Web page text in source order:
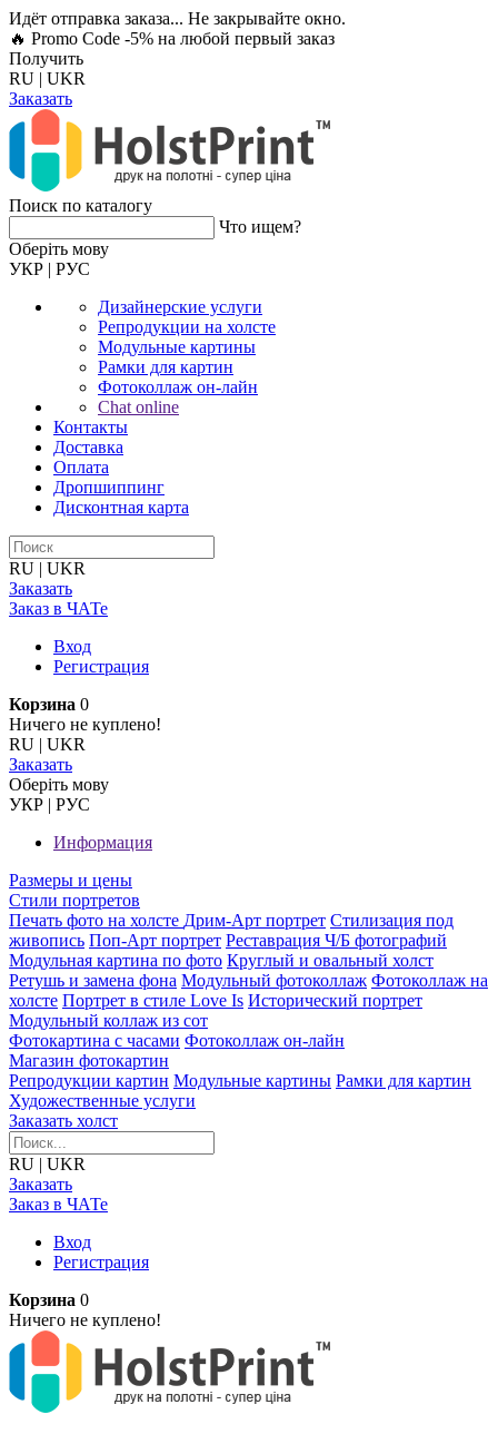
Идёт отправка заказа... Не закрывайте окно.
🔥 Promo Code -5% на любой первый заказ
Получить
RU | UKR
Заказать
Поиск по каталогу
Что ищем?
Оберiть мову
УКР | РУС
Дизайнерские услуги
Репродукции на холсте
Модульные картины
Рамки для картин
Фотоколлаж он-лайн
Chat online
Контакты
Доставка
Оплата
Дропшиппинг
Дисконтная карта
RU | UKR
Заказать
Заказ в ЧАТе
Вход
Регистрация
Корзина 0
Ничего не куплено!
RU | UKR
Заказать
Оберiть мову
УКР | РУС
Информация
Размеры и цены
Стили портретов
Печать фото на холсте Дрим-Арт портрет Стилизация под
живопись Поп-Арт портрет Реставрация Ч/Б фотографий
Модульная картина по фото Круглый и овальный холст
Ретушь и замена фона Модульный фотоколлаж Фотоколлаж на
холсте Портрет в стиле Love Is Исторический портрет
Модульный коллаж из сот
Фотокартина с часами Фотоколлаж он-лайн
Магазин фотокартин
Репродукции картин Модульные картины Рамки для картин
Художественные услуги
Заказать холст
RU | UKR
Заказать
Заказ в ЧАТе
Вход
Регистрация
Корзина 0
Ничего не куплено!